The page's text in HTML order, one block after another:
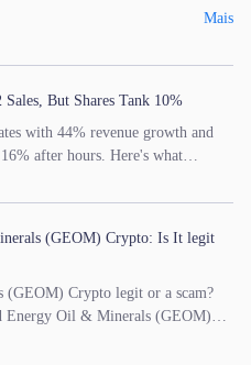
Mais
But Shares Tank 10%
with 44% revenue growth and
after hours. Here's what
(GEOM) Crypto: Is It legit
Crypto legit or a scam?
Energy Oil & Minerals (GEOM)